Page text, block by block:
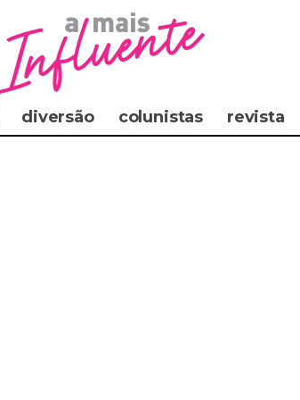
diversão colunistas revista